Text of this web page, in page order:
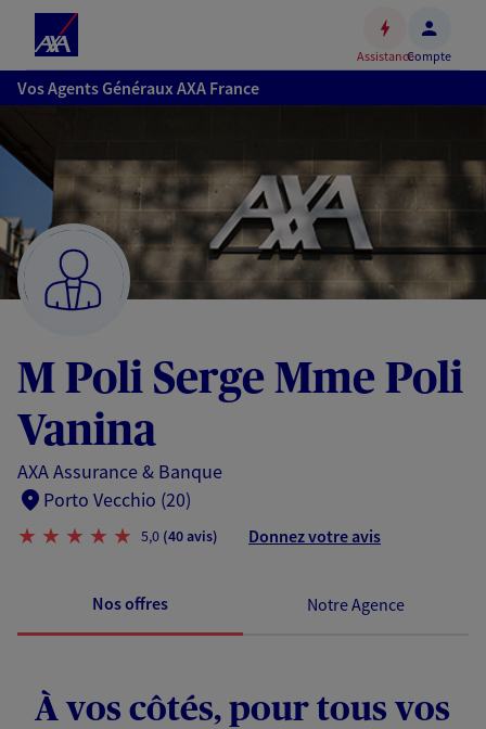
Accéder
au
Accéder
au
pied
de
page
AssistanceCompte
Vos Agents Généraux AXA France
M Poli Serge Mme Poli
Vanina
AXA Assurance & Banque
Porto Vecchio (20)
5,0 (40 avis) Donnez votre avis
Nos offres Notre Agence
À vos côtés, pour tous vos